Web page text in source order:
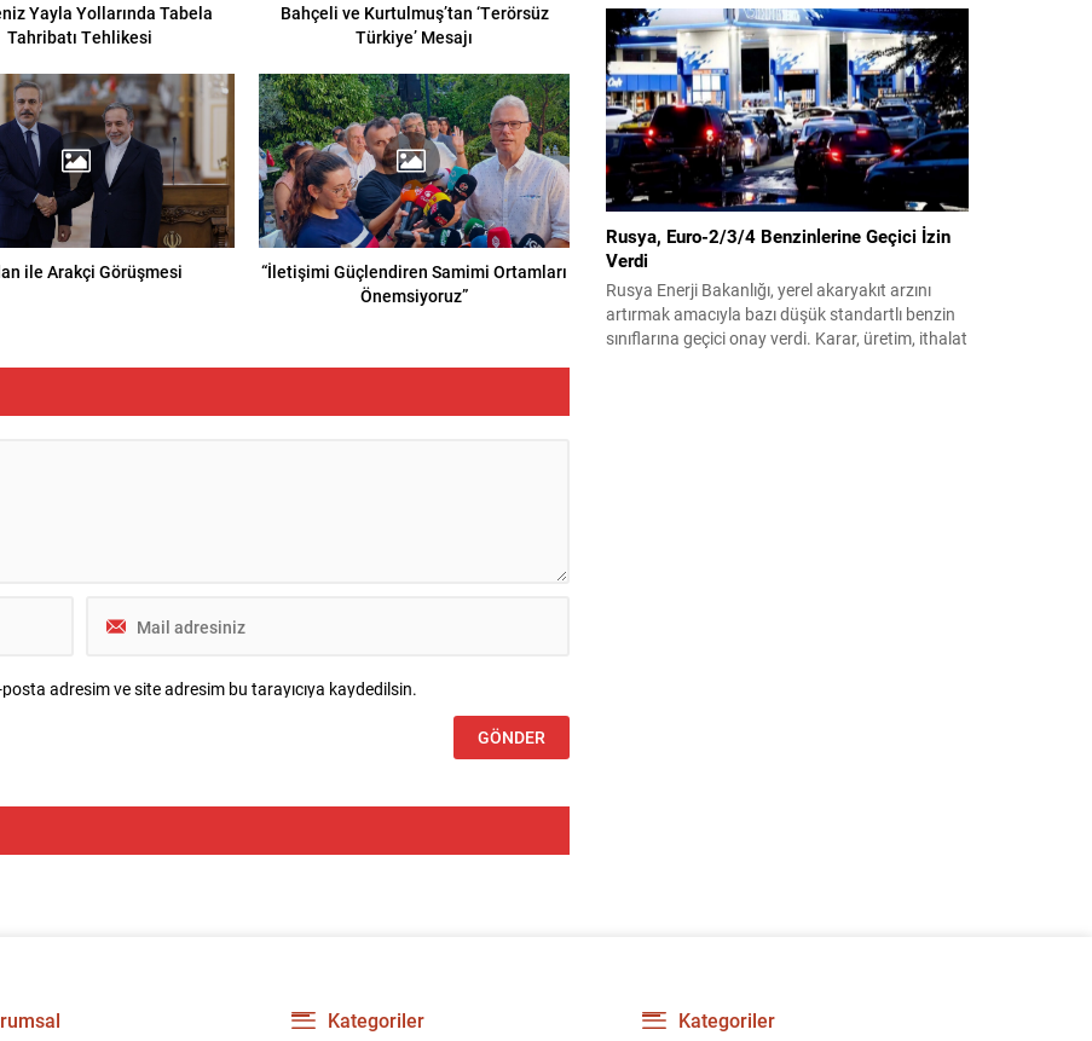
Yayla Yollarında Tabela
Tahribatı Tehlikesi
Bahçeli ve Kurtulmuş’tan ‘Terörsüz
Türkiye’ Mesajı
ile Arakçi Görüşmesi
“İletişimi Güçlendiren Samimi Ortamları
Önemsiyoruz”
adresim ve site adresim bu tarayıcıya kaydedilsin.
komisyonda kabul edildi ve bir dizi düzenleme
benimsendi. Teklif kapsamında, vazife
malullerinden hayatını kaybedenlerin anne ve
babalarına bağlanacak aylık tutarının, net asgari
ücretin altında olmayacağı hükme bağlanıyor....
Rusya, Euro-2/3/4 Benzinlerine Geçici İzin
Verdi
Rusya Enerji Bakanlığı, yerel akaryakıt arzını
artırmak amacıyla bazı düşük standartlı benzin
sınıflarına geçici onay verdi. Karar, üretim, ithalat
Kategoriler Kategoriler